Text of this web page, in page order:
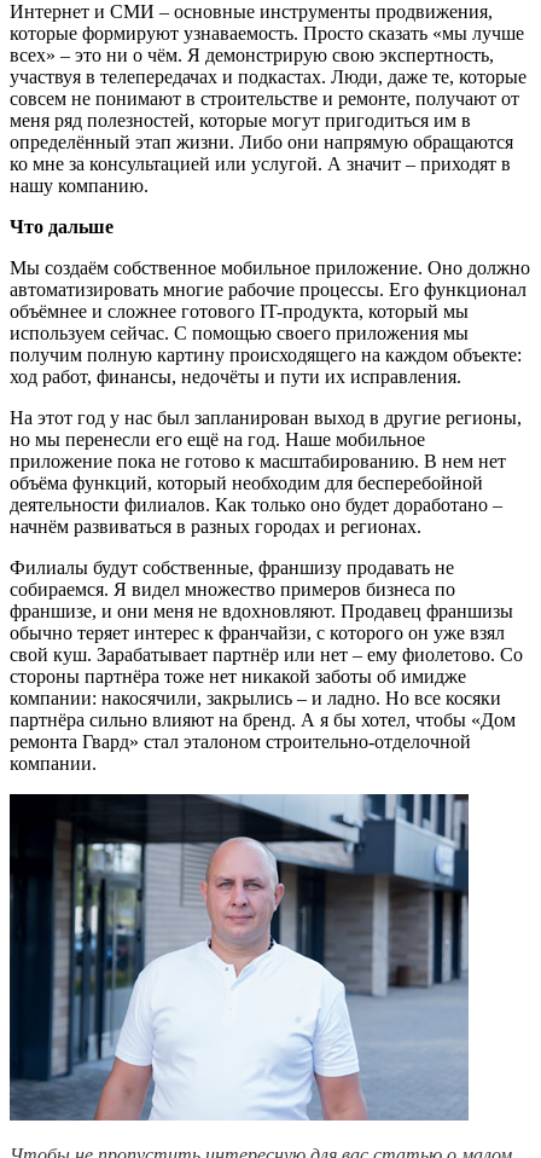
Интернет и СМИ – основные инструменты продвижения,
которые формируют узнаваемость. Просто сказать «мы лучше
всех» – это ни о чём. Я демонстрирую свою экспертность,
участвуя в телепередачах и подкастах. Люди, даже те, которые
совсем не понимают в строительстве и ремонте, получают от
меня ряд полезностей, которые могут пригодиться им в
определённый этап жизни. Либо они напрямую обращаются
ко мне за консультацией или услугой. А значит – приходят в
нашу компанию.
Что дальше
Мы создаём собственное мобильное приложение. Оно должно
автоматизировать многие рабочие процессы. Его функционал
объёмнее и сложнее готового IT-продукта, который мы
используем сейчас. С помощью своего приложения мы
получим полную картину происходящего на каждом объекте:
ход работ, финансы, недочёты и пути их исправления.
На этот год у нас был запланирован выход в другие регионы,
но мы перенесли его ещё на год. Наше мобильное
приложение пока не готово к масштабированию. В нем нет
объёма функций, который необходим для бесперебойной
деятельности филиалов. Как только оно будет доработано –
начнём развиваться в разных городах и регионах.
Филиалы будут собственные, франшизу продавать не
собираемся. Я видел множество примеров бизнеса по
франшизе, и они меня не вдохновляют. Продавец франшизы
обычно теряет интерес к франчайзи, с которого он уже взял
свой куш. Зарабатывает партнёр или нет – ему фиолетово. Со
стороны партнёра тоже нет никакой заботы об имидже
компании: накосячили, закрылись – и ладно. Но все косяки
партнёра сильно влияют на бренд. А я бы хотел, чтобы «Дом
ремонта Гвард» стал эталоном строительно-отделочной
компании.